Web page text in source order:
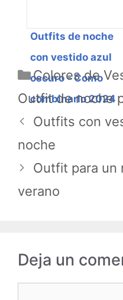
Outfits de noche
con vestido azul
oscuro - Como
combinarlo 2024
Categorías
Colores de
Outfit de noche
Outfits con
noche
Outfit para un
verano
Deja un